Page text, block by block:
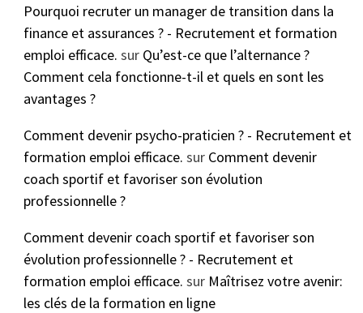
Pourquoi recruter un manager de transition dans la
finance et assurances ? - Recrutement et formation
emploi efficace. sur Qu’est-ce que l’alternance ?
Comment cela fonctionne-t-il et quels en sont les
avantages ?
Comment devenir psycho-praticien ? - Recrutement et
formation emploi efficace. sur Comment devenir
coach sportif et favoriser son évolution
professionnelle ?
Comment devenir coach sportif et favoriser son
évolution professionnelle ? - Recrutement et
formation emploi efficace. sur Maîtrisez votre avenir:
les clés de la formation en ligne